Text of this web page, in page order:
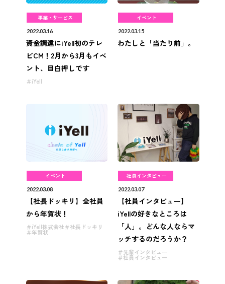
事業・サービス
2022.03.16
資金調達にiYell初のテレ
ビCM！2月から3月もイベ
ント、目白押しです
iYell
イベント
2022.03.15
わたしと「当たり前」。
イベント
2022.03.08
【社長ドッキリ】全社員
から年賀状！
iYell株式会社 社長ドッキリ
年賀状
社員インタビュー
2022.03.07
【社員インタビュー】
iYellの好きなところは
「人」。どんな人ならマ
ッチするのだろうか？
先輩インタビュー
社員インタビュー